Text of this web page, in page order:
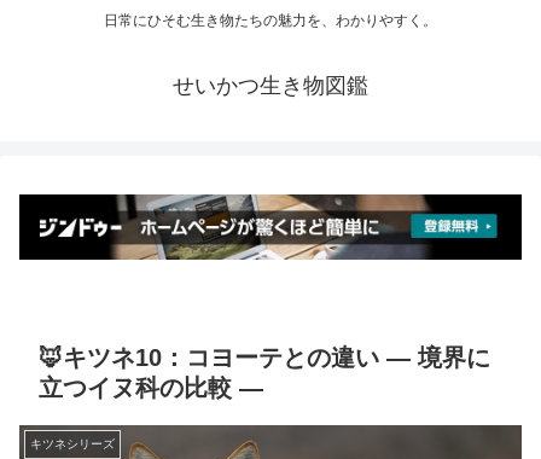
日常にひそむ生き物たちの魅力を、わかりやすく。
せいかつ生き物図鑑
🦊キツネ10：コヨーテとの違い ― 境界に
立つイヌ科の比較 ―
キツネシリーズ